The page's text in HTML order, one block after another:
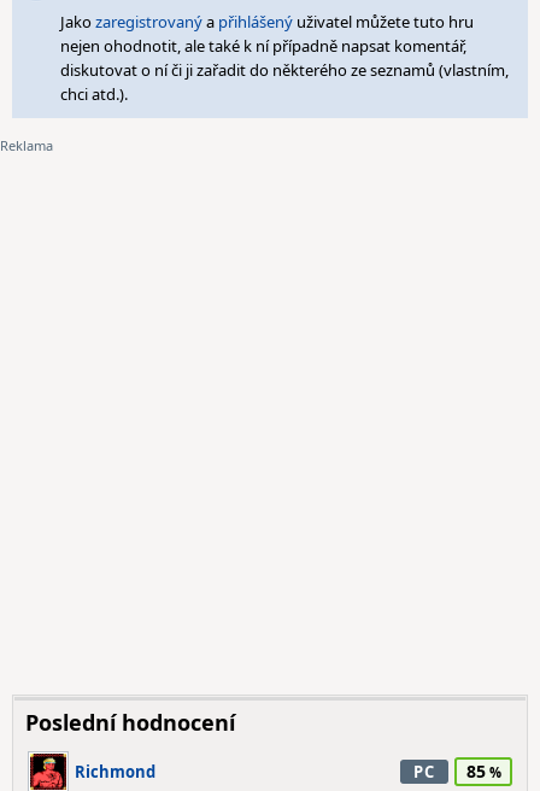
Jakozaregistrovanýa přihlášený uživatel můžete tuto hru
nejen ohodnotit, ale také k ní případně napsat komentář,
diskutovat o ní či ji zařadit do některého ze seznamů (vlastním,
chci atd.).
Poslední hodnocení
Richmond PC 85